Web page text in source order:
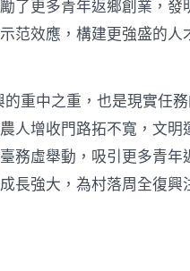
了更多青年返鄉創業，發
范效應，構建更強盛的人
重中之重，也是現實任
人增收門路拓不寬，文明
務虛舉動，吸引更多青年
長強大，為村落周全復興